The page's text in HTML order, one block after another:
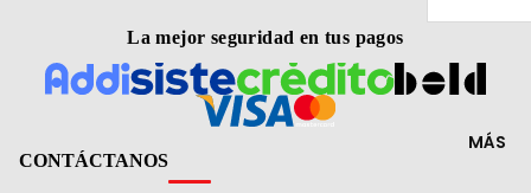
MÁS
La mejor seguridad en tus pagos
CONTÁCTANOS